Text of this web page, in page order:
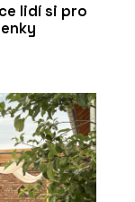
lidí si pro